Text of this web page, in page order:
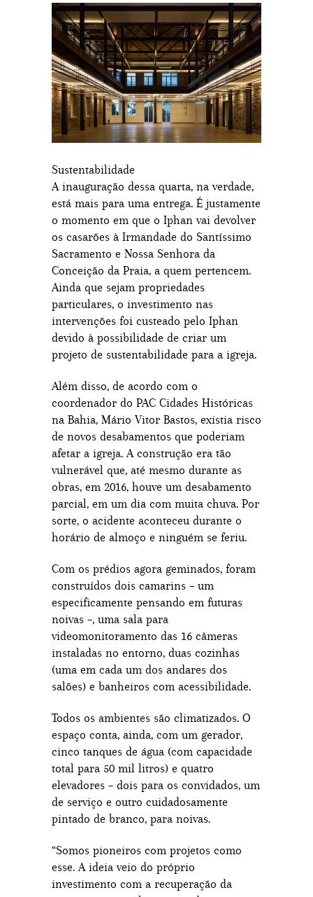
Sustentabilidade
A inauguração dessa quarta, na verdade,
está mais para uma entrega. É justamente
o momento em que o Iphan vai devolver
os casarões à Irmandade do Santíssimo
Sacramento e Nossa Senhora da
Conceição da Praia, a quem pertencem.
Ainda que sejam propriedades
particulares, o investimento nas
intervenções foi custeado pelo Iphan
devido à possibilidade de criar um
projeto de sustentabilidade para a igreja.
Além disso, de acordo com o
coordenador do PAC Cidades Históricas
na Bahia, Mário Vitor Bastos, existia risco
de novos desabamentos que poderiam
afetar a igreja. A construção era tão
vulnerável que, até mesmo durante as
obras, em 2016, houve um desabamento
parcial, em um dia com muita chuva. Por
sorte, o acidente aconteceu durante o
horário de almoço e ninguém se feriu.
Com os prédios agora geminados, foram
construídos dois camarins – um
especificamente pensando em futuras
noivas –, uma sala para
videomonitoramento das 16 câmeras
instaladas no entorno, duas cozinhas
(uma em cada um dos andares dos
salões) e banheiros com acessibilidade.
Todos os ambientes são climatizados. O
espaço conta, ainda, com um gerador,
cinco tanques de água (com capacidade
total para 50 mil litros) e quatro
elevadores – dois para os convidados, um
de serviço e outro cuidadosamente
pintado de branco, para noivas.
“Somos pioneiros com projetos como
esse. A ideia veio do próprio
investimento com a recuperação da